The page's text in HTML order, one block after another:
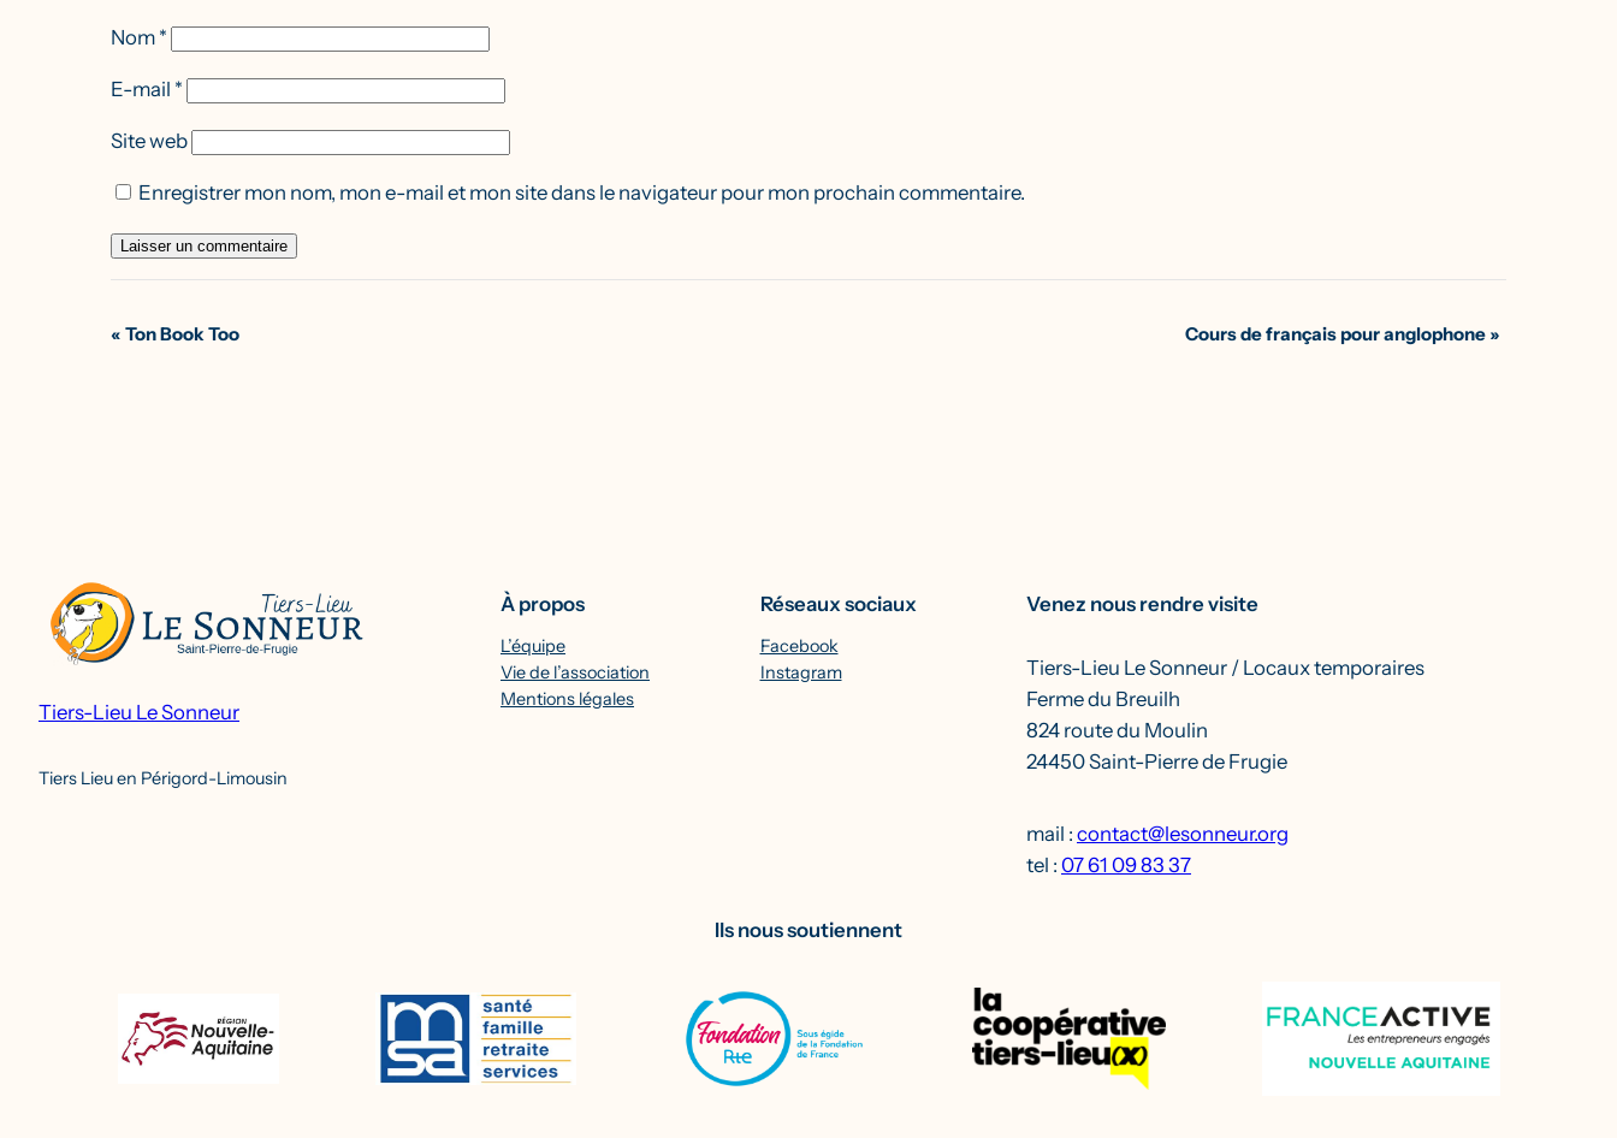
Nom *
E-mail *
Site web
Enregistrer mon nom, mon e-mail et mon site dans le navigateur pour mon prochain commentaire.
Navigation
« Ton Book Too Cours de français pour anglophone »
Tiers-Lieu Le Sonneur
Tiers Lieu en Périgord-Limousin
À propos
L’équipe
Vie de l’association
Mentions légales
Réseaux sociaux
Facebook
Instagram
Venez nous rendre visite
Tiers-Lieu Le Sonneur / Locaux temporaires
Ferme du Breuilh
824 route du Moulin
24450 Saint-Pierre de Frugie
mail : contact@lesonneur.org
tel : 07 61 09 83 37
Ils nous soutiennent